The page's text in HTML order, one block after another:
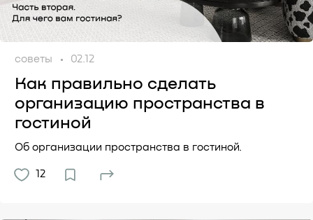
советы 02.12
Как правильно сделать
организацию пространства в
гостиной
Об организации пространства в гостиной.
12